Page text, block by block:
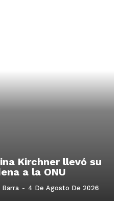
Kirchner llevó su
a la ONU
Barra - 4 De Agosto De 2026